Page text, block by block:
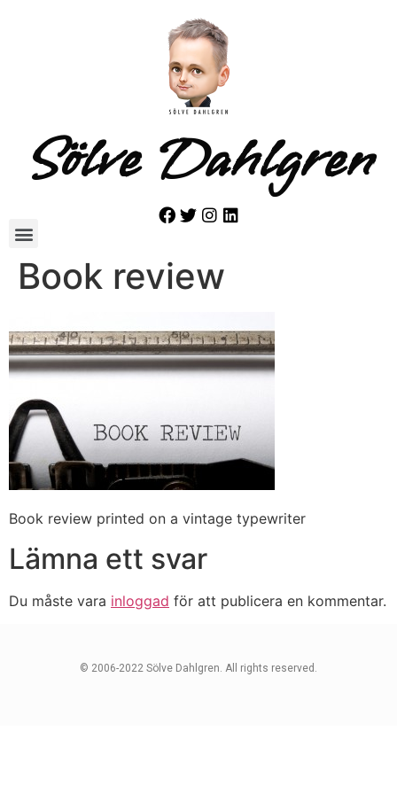
Sölve Dahlgren
Book review
Book review printed on a vintage typewriter
Lämna ett svar
Du måste vara inloggad för att publicera en kommentar.
© 2006-2022 Sölve Dahlgren. All rights reserved.